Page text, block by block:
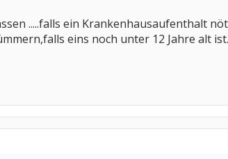
.....falls ein Krankenhausaufenthalt
eins noch unter 12 Jahre alt ist.